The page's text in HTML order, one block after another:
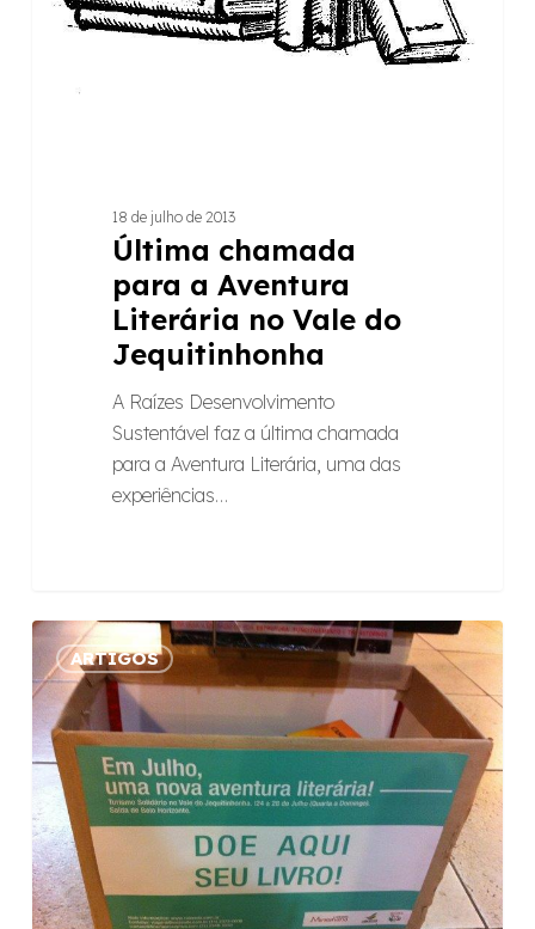
Literária
18 de julho de 2013
Última chamada
para a Aventura
Literária no Vale do
Jequitinhonha
A Raízes Desenvolvimento
Sustentável faz a última chamada
para a Aventura Literária, uma das
experiências…
Raízes
arrecada
cerca
de
1.000
livros
para
comunidades
do
Vale
ARTIGOS